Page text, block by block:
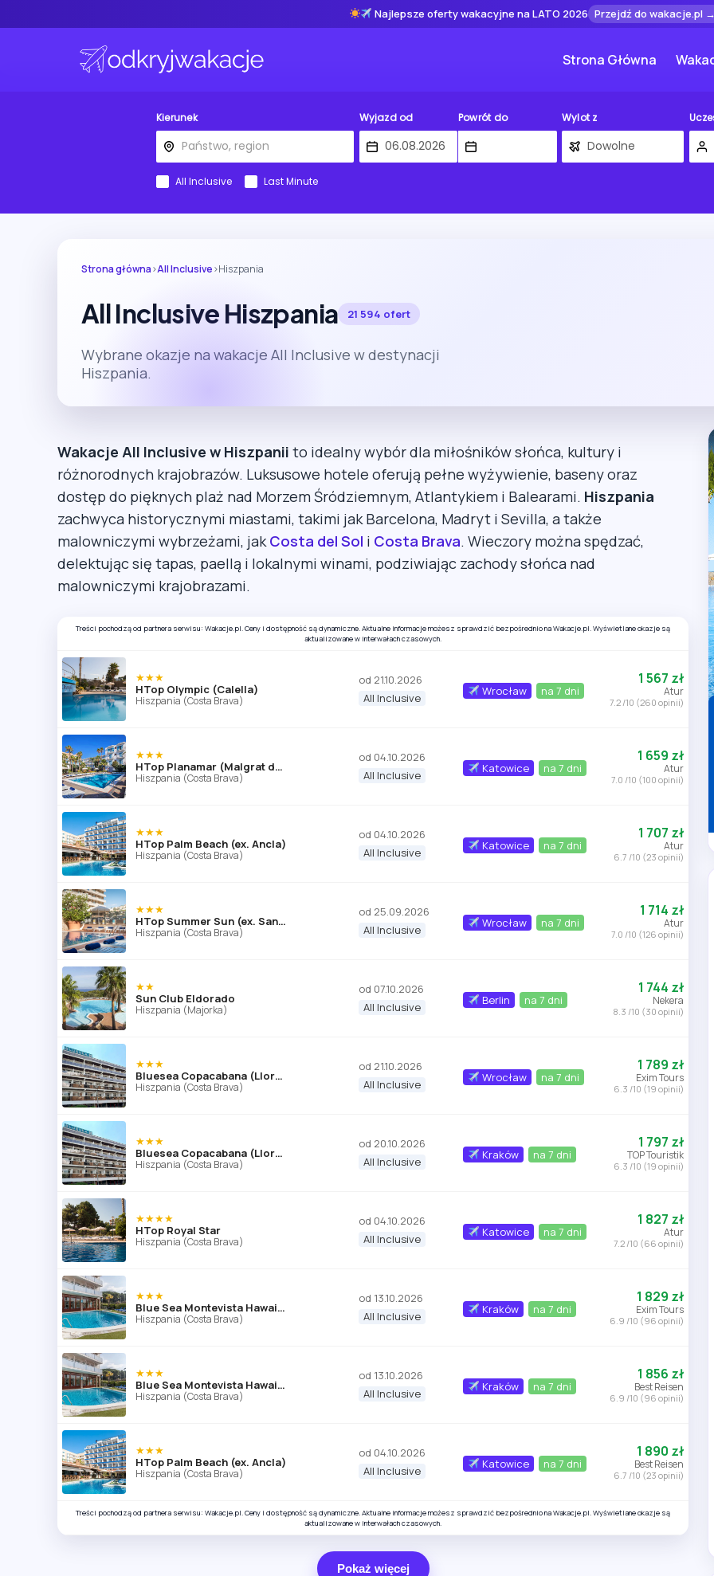
Najlepsze oferty wakacyjne na LATO 2026 Przejdź do wakacje.pl
Strona Główna
Kierunek Wyjazd od Powrót do Wylot z
All Inclusive Last Minute
Strona główna›All Inclusive›Hiszpania
All Inclusive Hiszpania 21 594 ofert
Wybrane okazje na wakacje All Inclusive w destynacji
Hiszpania.
Wakacje All Inclusive w Hiszpanii to idealny wybór dla miłośników słońca, kultury i
różnorodnych krajobrazów. Luksusowe hotele oferują pełne wyżywienie, baseny oraz
dostęp do pięknych plaż nad Morzem Śródziemnym, Atlantykiem i Balearami. Hiszpania
zachwyca historycznymi miastami, takimi jak Barcelona, Madryt i Sevilla, a także
malowniczymi wybrzeżami, jak Costa del Sol i Costa Brava. Wieczory można spędzać,
delektując się tapas, paellą i lokalnymi winami, podziwiając zachody słońca nad
malowniczymi krajobrazami.
Treści pochodzą od partnera serwisu: Wakacje.pl. Ceny i dostępność są dynamiczne. Aktualne informacje możesz sprawdzić bezpośrednio na Wakacje.pl. Wyświetlane okazje są
aktualizowane w interwałach czasowych.
★★★
HTop Olympic (Calella)
Hiszpania (Costa Brava)
od 21.10.2026
All Inclusive
Wrocław na 7 dni
1 567 zł
Atur
7.2 /10 (260 opinii)
★★★
HTop Planamar (Malgrat de Mar)
Hiszpania (Costa Brava)
od 04.10.2026
All Inclusive
Katowice na 7 dni
1 659 zł
Atur
7.0 /10 (100 opinii)
★★★
HTop Palm Beach (ex. Ancla)
Hiszpania (Costa Brava)
od 04.10.2026
All Inclusive
Katowice na 7 dni
1 707 zł
Atur
6.7 /10 (23 opinii)
★★★
HTop Summer Sun (ex. Sant Jordi)
Hiszpania (Costa Brava)
od 25.09.2026
All Inclusive
Wrocław na 7 dni
1 714 zł
Atur
7.0 /10 (126 opinii)
★★
Sun Club Eldorado
Hiszpania (Majorka)
od 07.10.2026
All Inclusive
Berlin na 7 dni
1 744 zł
Nekera
8.3 /10 (30 opinii)
★★★
Bluesea Copacabana (Lloret de Mar)
Hiszpania (Costa Brava)
od 21.10.2026
All Inclusive
Wrocław na 7 dni
1 789 zł
Exim Tours
6.3 /10 (19 opinii)
★★★
Bluesea Copacabana (Lloret de Mar)
Hiszpania (Costa Brava)
od 20.10.2026
All Inclusive
Kraków na 7 dni
1 797 zł
TOP Touristik
6.3 /10 (19 opinii)
★★★★
HTop Royal Star
Hiszpania (Costa Brava)
od 04.10.2026
All Inclusive
Katowice na 7 dni
1 827 zł
Atur
7.2 /10 (66 opinii)
★★★
Blue Sea Montevista Hawai (ex Evenia )
Hiszpania (Costa Brava)
od 13.10.2026
All Inclusive
Kraków na 7 dni
1 829 zł
Exim Tours
6.9 /10 (96 opinii)
★★★
Blue Sea Montevista Hawai (ex Evenia )
Hiszpania (Costa Brava)
od 13.10.2026
All Inclusive
Kraków na 7 dni
1 856 zł
Best Reisen
6.9 /10 (96 opinii)
★★★
HTop Palm Beach (ex. Ancla)
Hiszpania (Costa Brava)
od 04.10.2026
All Inclusive
Katowice na 7 dni
1 890 zł
Best Reisen
6.7 /10 (23 opinii)
Treści pochodzą od partnera serwisu: Wakacje.pl. Ceny i dostępność są dynamiczne. Aktualne informacje możesz sprawdzić bezpośrednio na Wakacje.pl. Wyświetlane okazje są
aktualizowane w interwałach czasowych.
Pokaż więcej